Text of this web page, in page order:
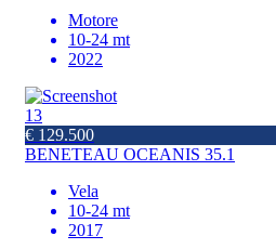
Motore
10-24 mt
2022
13
€ 129.500
BENETEAU OCEANIS 35.1
Vela
10-24 mt
2017